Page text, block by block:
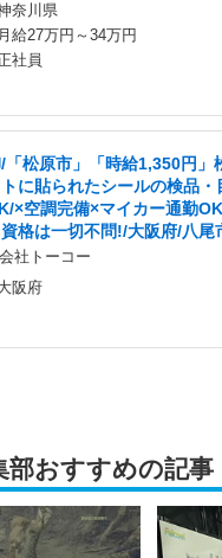
奈川県
月給27万円～34万円
社員
「松原市」「時給1,350円」
に貼られたシールの検品・
×空調完備×マイカー通勤
格は一切不問!/大阪府/八尾
社トーコー
阪府
部おすすめの記事